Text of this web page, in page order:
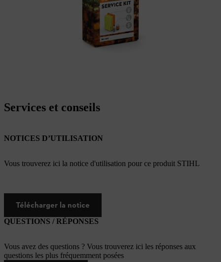
Services et conseils
NOTICES D’UTILISATION
Vous trouverez ici la notice d'utilisation pour ce produit STIHL
Télécharger la notice
QUESTIONS / RÉPONSES
Vous avez des questions ? Vous trouverez ici les réponses aux
questions les plus fréquemment posées